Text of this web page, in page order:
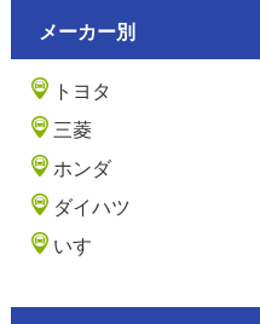
メーカー別
トヨタ
三菱
ホンダ
ダイハツ
いすゞ